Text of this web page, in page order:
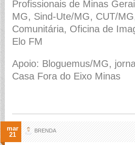
Profissionais de Minas
MG, Sind-Ute/MG, CUT/
Comunitária, Oficina de
Elo FM
Apoio: Bloguemus/MG,
Casa Fora do Eixo Minas
mar
21
BRENDA